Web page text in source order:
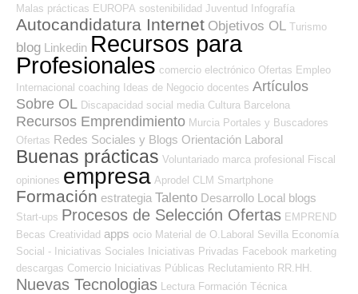
Malas prácticas EUROPA sostenibilidad Juventud Infografía
Autocandidatura Internet Objetivos OL Turismo
blog Linkedin Recursos para
Profesionales comercio electrónico Ofertas Empleo
Internacional coaching Ideas de Negocio docentes Artículos
Sobre OL Discapacidad social media Cultura Barcelona
Recursos Emprendimiento Murcia Portales y Buscadores
Ofertas Redes Sociales y Blogs Orientación Laboral
Buenas prácticas Voluntariado marca profesional Fiscal
opiniones empresa Aprodel CLM Smartphone
Formación estrategia Talento Desarrollo Local blogs
Start-ups Procesos de Selección Ofertas EMPREND
Becas Creatividad apps ocio Material de O.Laboral Sevilla Economía
Social - Iniciativas Sociales Iniciativas Privadas Facebook marketing
descargas Comercio Iniciativas Públicas Reclutamiento RR.HH.
Nuevas Tecnologias Lectura Formación Técnica